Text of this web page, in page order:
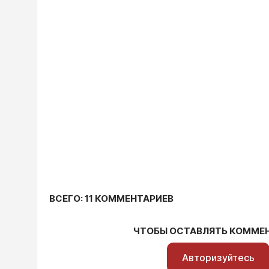
ВСЕГО: 11 КОММЕНТАРИЕВ
ЧТОБЫ ОСТАВЛЯТЬ
Авторизуйтесь